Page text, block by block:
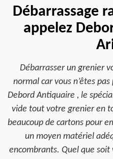
Débarrassage
appelez
Débarrasser un grenier
normal car vous n’êtes
Debord Antiquaire , le
vide tout votre grenier en
beaucoup de cartons pour
un moyen matériel
encombrants. Quel que